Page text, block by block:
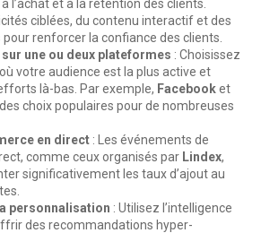
l’achat et à la rétention des clients.
ciblées, du contenu interactif et des
renforcer la confiance des clients.
une ou deux plateformes : Choisissez
votre audience est la plus active et
là-bas. Par exemple, Facebooket
choix populaires pour de nombreuses
en direct : Les événements de
comme ceux organisés par Lindex,
significativement les taux d’ajout au
personnalisation : Utilisez l’intelligence
des recommandations hyper-